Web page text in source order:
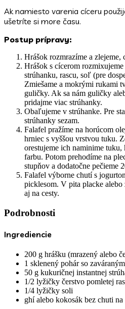
Ak namiesto varenia cíceru
ušetríte si more času.
Postup prípravy:
Hrášok rozmrazíme a zlejeme,
Hrášok s cícerom
strúhanku, rascu, soľ (pre
Zmiešame a mokrými rukami
guličky. Ak sa nám guličky
pridajme viac strúhanky.
Obaľujeme v strúhanke. Pre
strúhanky sezam.
Falafel pražíme na horúcom
hrniec s vyššou vrstvou tuku.
orestujeme ich naminime
farbu. Potom prehodíme na
stupňov a dodatočne pečieme
Falafel výborne chutí s
picklesom. V pita placke alebo
aj na cesty.
Podrobnosti
Ingrediencie
200 g hrášku (mrazený alebo
1 sklenený pohár so
50 g kukuričnej instantnej
1/2 lyžičky čerstvo pomletej
1/4 lyžičky soli
ghí alebo kokosák bez chuti na